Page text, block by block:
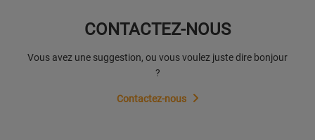
CONTACTEZ-NOUS
Vous avez une suggestion, ou vous voulez juste dire bonjour
?
Contactez-nous